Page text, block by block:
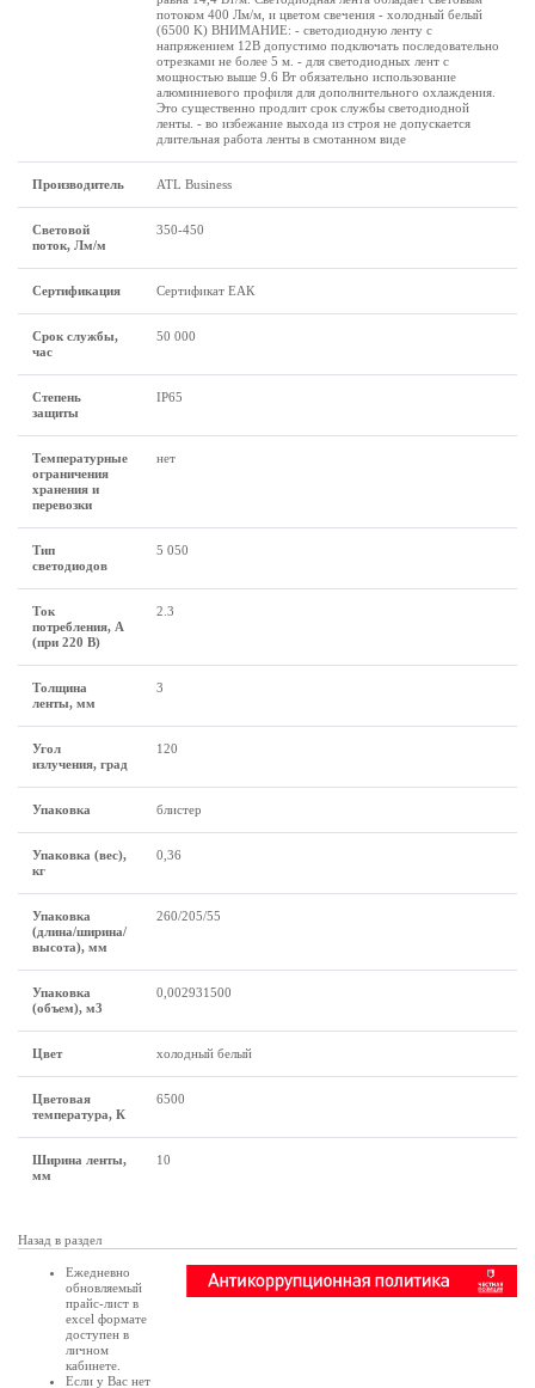
потоком 400 Лм/м, и цветом свечения - холодный белый
(6500 K) ВНИМАНИЕ: - светодиодную ленту с
напряжением 12В допустимо подключать последовательно
отрезками не более 5 м. - для светодиодных лент с
мощностью выше 9.6 Вт обязательно использование
алюминиевого профиля для дополнительного охлаждения.
Это существенно продлит срок службы светодиодной
ленты. - во избежание выхода из строя не допускается
длительная работа ленты в смотанном виде
Производитель ATL Business
Световой
поток, Лм/м
350-450
Сертификация Сертификат ЕАК
Срок службы,
час
50 000
Степень
защиты
IP65
Температурные
ограничения
хранения и
перевозки
нет
Тип
светодиодов
5 050
Ток
потребления, А
(при 220 В)
2.3
Толщина
ленты, мм
3
Угол
излучения, град
120
Упаковка блистер
Упаковка (вес),
кг
0,36
Упаковка
(длина/ширина/
высота), мм
260/205/55
Упаковка
(объем), м3
0,002931500
Цвет холодный белый
Цветовая
температура, К
6500
Ширина ленты,
мм
10
Назад в раздел
Ежедневно
обновляемый
прайс-лист в
excel формате
доступен в
личном
кабинете
Если у Вас нет